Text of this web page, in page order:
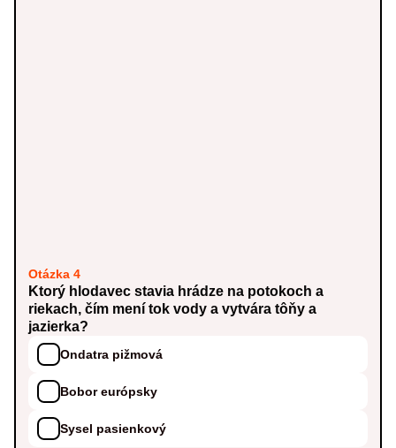
Otázka 4
Ktorý hlodavec stavia hrádze na potokoch a
riekach, čím mení tok vody a vytvára tôňy a
jazierka?
Ondatra pižmová
Bobor európsky
Sysel pasienkový